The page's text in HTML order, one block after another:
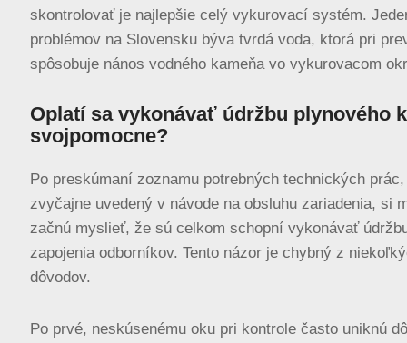
skontrolovať je najlepšie celý vykurovací systém.
problémov na Slovensku býva tvrdá voda, ktorá pri
spôsobuje nános vodného kameňa vo vykurovacom
Oplatí sa vykonávať údržbu plynového
svojpomocne?
Po preskúmaní zoznamu potrebných technických
zvyčajne uvedený v návode na obsluhu zariadenia, si
začnú myslieť, že sú celkom schopní vykonávať
zapojenia odborníkov. Tento názor je chybný z
dôvodov.
Po prvé, neskúsenému oku pri kontrole často uniknú